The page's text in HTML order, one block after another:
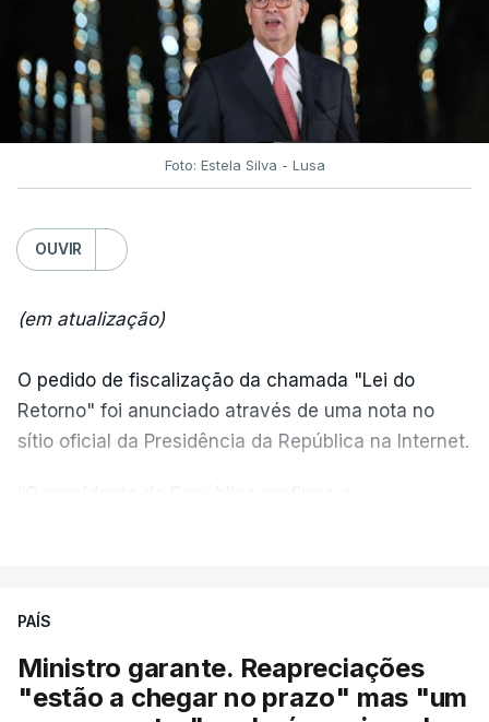
Foto: Estela Silva - Lusa
OUVIR
(em atualização)
O pedido de fiscalização da chamada "Lei do
Retorno" foi anunciado através de uma nota no
sítio oficial da Presidência da República na Internet.
quadro de cooperação entre os Estados europeus
nota.
PAÍS
Ministro garante. Reapreciações
"estão a chegar no prazo" mas "um